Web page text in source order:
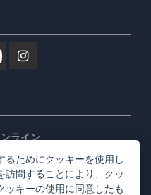
ライン
トップ
るためにクッキーを使用し
問することにより、 クッ
ッキーの使用に同意したも